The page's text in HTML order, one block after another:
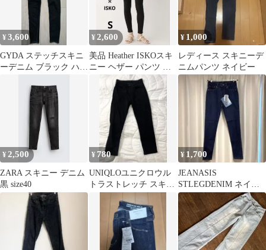
¥3,600
GYDA ステッチスキニ
ーデニム ブラック ハイ
¥2,600
美品 Heather ISKOスキ
ニー ヘザー パンツ ジ
ーンズ デニム 黒
¥ 1,000
レディース スキニーデ
ニムパンツ ネイビー
¥2,500
ZARA スキニー デニム
黒 size40
¥ 780
UNIQLOユニクロウル
トラストレッチ スキニ
ーフィット ジーンズ ブ
ラック S
¥ 1,700
JEANASIS
STLEGDENIM ネイビ
ー S 新品 スキニーデニ
ムパンツ